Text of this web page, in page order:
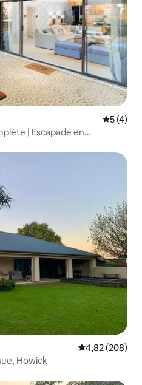
5 (4)
| Escapade en
Évaluation
4,82 (208)
Howick